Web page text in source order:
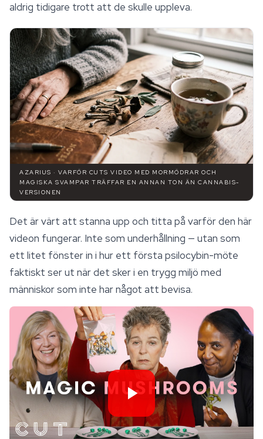
aldrig tidigare trott att de skulle uppleva.
AZARIUS · VARFÖR CUTS VIDEO MED MORMÖDRAR OCH
MAGISKA SVAMPAR TRÄFFAR EN ANNAN TON ÄN CANNABIS-
VERSIONEN
Det är värt att stanna upp och titta på varför den här
videon fungerar. Inte som underhållning — utan som
ett litet fönster in i hur ett första psilocybin-möte
faktiskt ser ut när det sker i en trygg miljö med
människor som inte har något att bevisa.